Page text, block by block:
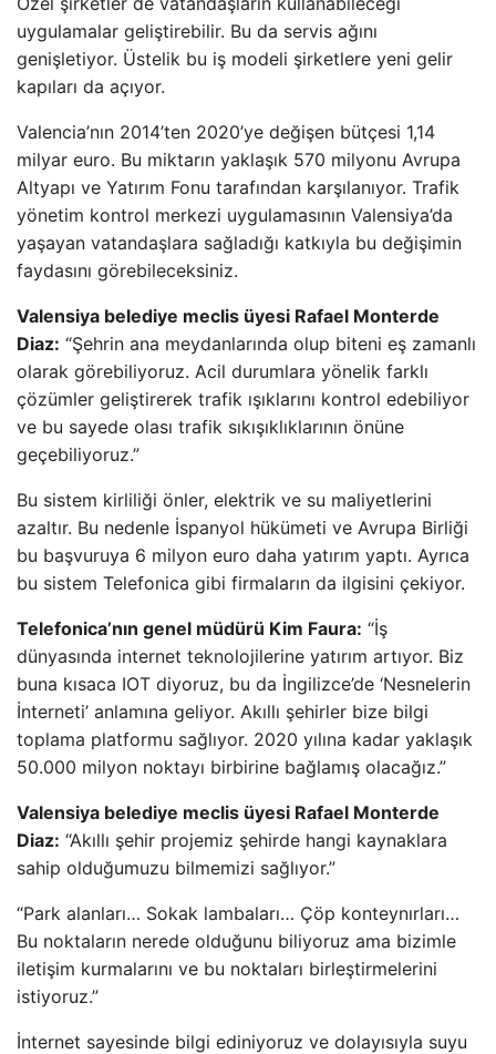
uygulamalar geliştirebilir. Bu da servis ağını
genişletiyor. Üstelik bu iş modeli şirketlere yeni gelir
kapıları da açıyor.
Valencia’nın 2014’ten 2020’ye değişen bütçesi 1,14
milyar euro. Bu miktarın yaklaşık 570 milyonu Avrupa
Altyapı ve Yatırım Fonu tarafından karşılanıyor. Trafik
yönetim kontrol merkezi uygulamasının Valensiya’da
yaşayan vatandaşlara sağladığı katkıyla bu değişimin
faydasını görebileceksiniz.
Valensiya belediye meclis üyesi Rafael Monterde
Diaz: “Şehrin ana meydanlarında olup biteni eş zamanlı
olarak görebiliyoruz. Acil durumlara yönelik farklı
çözümler geliştirerek trafik ışıklarını kontrol edebiliyor
ve bu sayede olası trafik sıkışıklıklarının önüne
geçebiliyoruz.”
Bu sistem kirliliği önler, elektrik ve su maliyetlerini
azaltır. Bu nedenle İspanyol hükümeti ve Avrupa Birliği
bu başvuruya 6 milyon euro daha yatırım yaptı. Ayrıca
bu sistem Telefonica gibi firmaların da ilgisini çekiyor.
Telefonica’nın genel müdürü Kim Faura: “İş
dünyasında internet teknolojilerine yatırım artıyor. Biz
buna kısaca IOT diyoruz, bu da İngilizce’de ‘Nesnelerin
İnterneti’ anlamına geliyor. Akıllı şehirler bize bilgi
toplama platformu sağlıyor. 2020 yılına kadar yaklaşık
50.000 milyon noktayı birbirine bağlamış olacağız.”
Valensiya belediye meclis üyesi Rafael Monterde
Diaz: “Akıllı şehir projemiz şehirde hangi kaynaklara
sahip olduğumuzu bilmemizi sağlıyor.”
“Park alanları… Sokak lambaları… Çöp konteynırları…
Bu noktaların nerede olduğunu biliyoruz ama bizimle
iletişim kurmalarını ve bu noktaları birleştirmelerini
istiyoruz.”
İnternet sayesinde bilgi ediniyoruz ve dolayısıyla suyu